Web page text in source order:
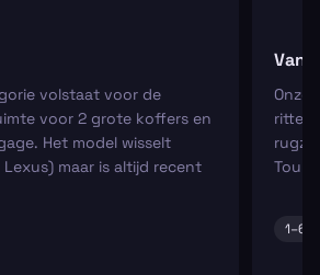
volstaat voor de
voor 2 grote koffers en
Het model wisselt
maar is altijd recent
Van
Onze
ritten
1–6